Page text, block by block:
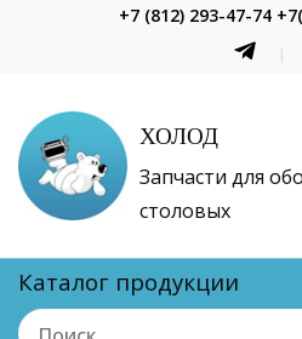
+7 (812) 293-47-74
ХОЛОД
Запчасти для
столовых
Каталог продукции